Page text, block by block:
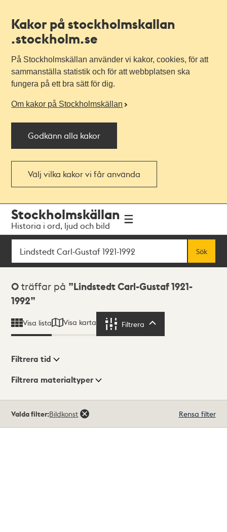
Kakor på stockholmskallan
.stockholm.se
På Stockholmskällan använder vi kakor, cookies, för att
sammanställa statistik och för att webbplatsen ska
fungera på ett bra sätt för dig.
Om kakor på Stockholmskällan
Godkänn alla kakor
Välj vilka kakor vi får använda
navigationen
huvudinnehållet
Stockholmskällan
Historia i ord, ljud och bild
Sök
Sök
Sökresultat
0 träffar på
Lindstedt Carl-Gustaf 1921-
1992
Visa lista Visa karta Filtrera
Visningsläge
Filtrera tid
Filtrera materialtyper
träffar
Valda filter:Bildkonst Rensa filter